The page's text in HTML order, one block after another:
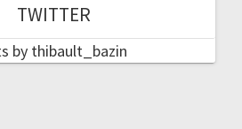
TWITTER
by thibault_bazin